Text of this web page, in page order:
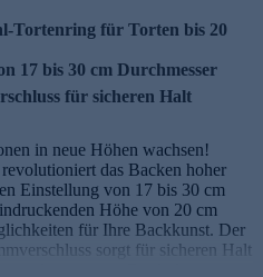
Tortenring für Torten bis 20
17 bis 30 cm Durchmesser
für sicheren Halt
in neue Höhen wachsen!
das Backen hoher
Einstellung von 17 bis 30 cm
Höhe von 20 cm
für Ihre Backkunst. Der
sorgt für sicheren Halt
Dank der